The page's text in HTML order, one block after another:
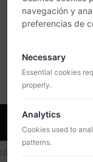
navegación y
preferencias de
Necessary
Essential cookies
properly.
Analytics
Cookies used to
patterns.